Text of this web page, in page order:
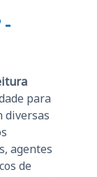
-
para
diversas
agentes
de